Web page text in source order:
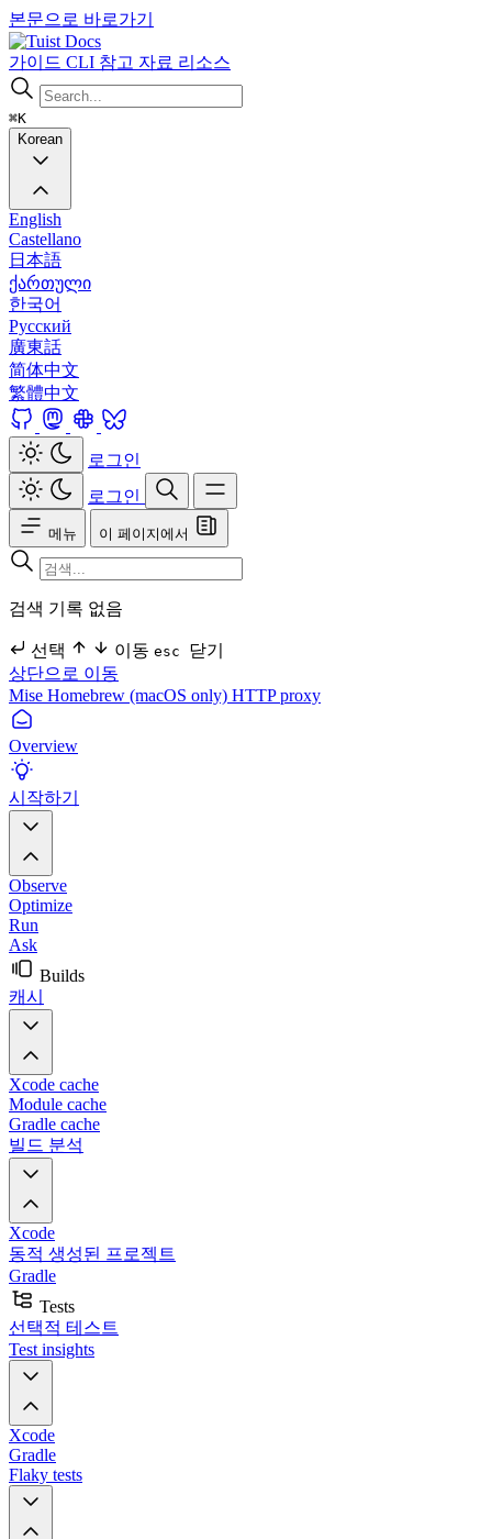
본문으로 바로가기
Docs
가이드 CLI 참고 자료 리소스
⌘K
Korean
English
Castellano
日本語
ქართული
한국어
Русский
廣東話
简体中文
繁體中文
로그인
로그인
메뉴 이 페이지에서
검색 기록 없음
선택 이동 esc 닫기
상단으로 이동
Mise Homebrew (macOS only) HTTP proxy
Overview
시작하기
Observe
Optimize
Run
Ask
Builds
캐시
Xcode cache
Module cache
Gradle cache
빌드 분석
Xcode
동적 생성된 프로젝트
Gradle
Tests
선택적 테스트
Test insights
Xcode
Gradle
Flaky tests